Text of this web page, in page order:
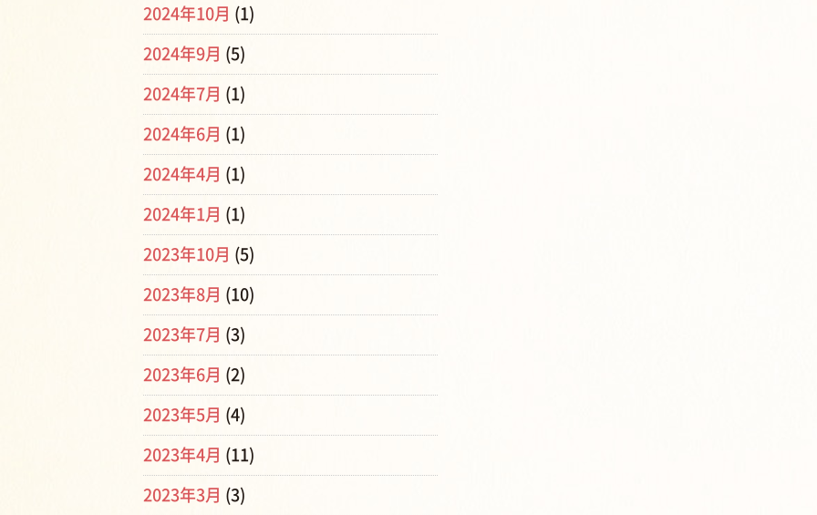
2024年10月 (1)
2024年9月 (5)
2024年7月 (1)
2024年6月 (1)
2024年4月 (1)
2024年1月 (1)
2023年10月 (5)
2023年8月 (10)
2023年7月 (3)
2023年6月 (2)
2023年5月 (4)
2023年4月 (11)
2023年3月 (3)